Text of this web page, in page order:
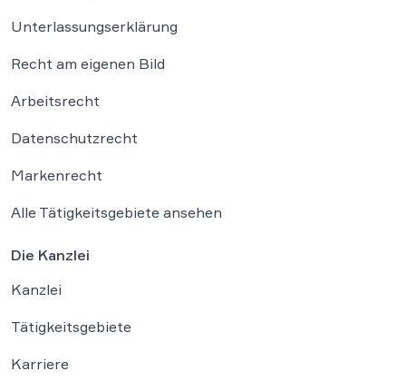
Unterlassungserklärung
Recht am eigenen Bild
Arbeitsrecht
Datenschutzrecht
Markenrecht
Alle Tätigkeitsgebiete ansehen
Die Kanzlei
Kanzlei
Tätigkeitsgebiete
Karriere